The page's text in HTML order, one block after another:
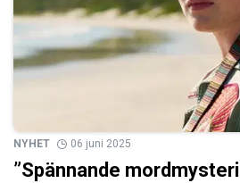
NYHET 06 juni 2025
”Spännande